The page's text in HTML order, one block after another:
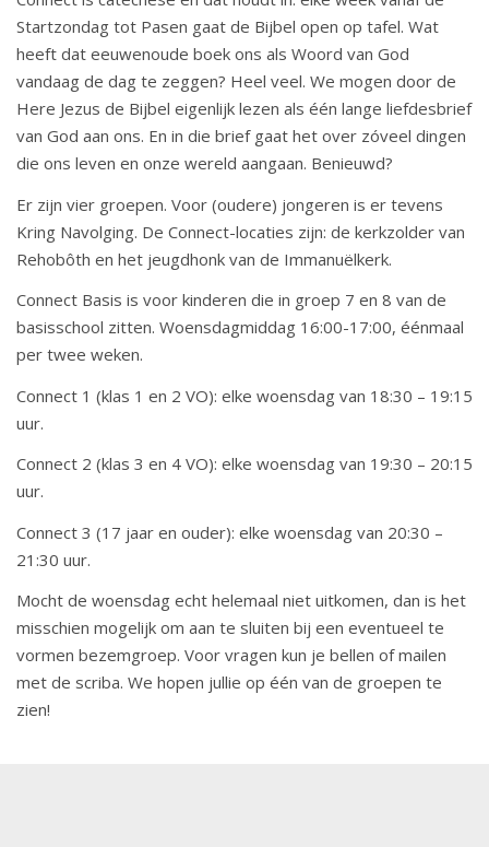
Startzondag tot Pasen gaat de Bijbel open op tafel. Wat
heeft dat eeuwenoude boek ons als Woord van God
vandaag de dag te zeggen? Heel veel. We mogen door de
Here Jezus de Bijbel eigenlijk lezen als één lange liefdesbrief
van God aan ons. En in die brief gaat het over zóveel dingen
die ons leven en onze wereld aangaan. Benieuwd?
Er zijn vier groepen. Voor (oudere) jongeren is er tevens
Kring Navolging. De Connect-locaties zijn: de kerkzolder van
Rehobôth en het jeugdhonk van de Immanuëlkerk.
Connect Basis is voor kinderen die in groep 7 en 8 van de
basisschool zitten. Woensdagmiddag 16:00-17:00, éénmaal
per twee weken.
Connect 1 (klas 1 en 2 VO): elke woensdag van 18:30 – 19:15
uur.
Connect 2 (klas 3 en 4 VO): elke woensdag van 19:30 – 20:15
uur.
Connect 3 (17 jaar en ouder): elke woensdag van 20:30 –
21:30 uur.
Mocht de woensdag echt helemaal niet uitkomen, dan is het
misschien mogelijk om aan te sluiten bij een eventueel te
vormen bezemgroep. Voor vragen kun je bellen of mailen
met de scriba. We hopen jullie op één van de groepen te
zien!